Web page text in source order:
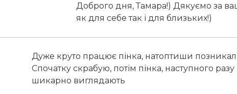
Доброго дня, Тамара!) Дякуємо за
як для себе так і для близьких!)
Дуже круто працює пінка, натоптиши
Спочатку скрабую, потім пінка, наступного
шикарно виглядають